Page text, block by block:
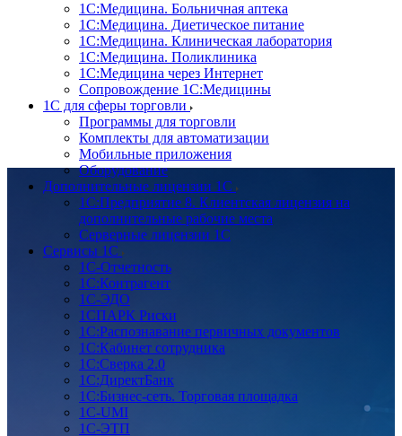
1С:Медицина. Больничная аптека
1С:Медицина. Диетическое питание
1С:Медицина. Клиническая лаборатория
1С:Медицина. Поликлиника
1С:Медицина через Интернет
Сопровождение 1С:Медицины
1С для сферы торговли
Программы для торговли
Комплекты для автоматизации
Мобильные приложения
Оборудование
Дополнительные лицензии 1С
1С:Предприятие 8. Клиентская лицензия на
дополнительные рабочие места
Серверные лицензии 1С
Сервисы 1С
1С-Отчетность
1С:Контрагент
1С-ЭДО
1СПАРК Риски
1С:Распознавание первичных документов
1С:Кабинет сотрудника
1С:Сверка 2.0
1С:ДиректБанк
1С:Бизнес-сеть. Торговая площадка
1С-UMI
1С-ЭТП